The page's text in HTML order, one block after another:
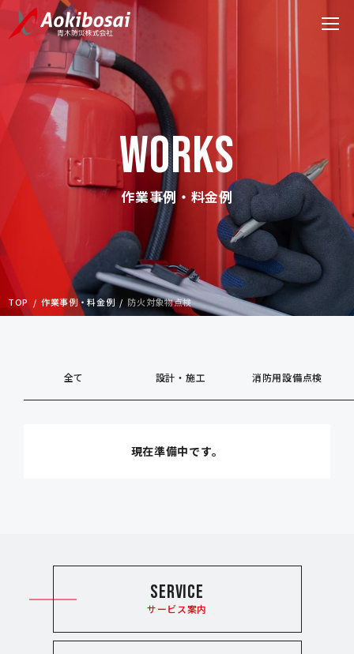
WORKS
作業事例・料金例
TOP 作業事例・料金例 防火対象物点検
全て 設計・施工 消防用設備点検
現在準備中です。
SERVICE
サービス案内